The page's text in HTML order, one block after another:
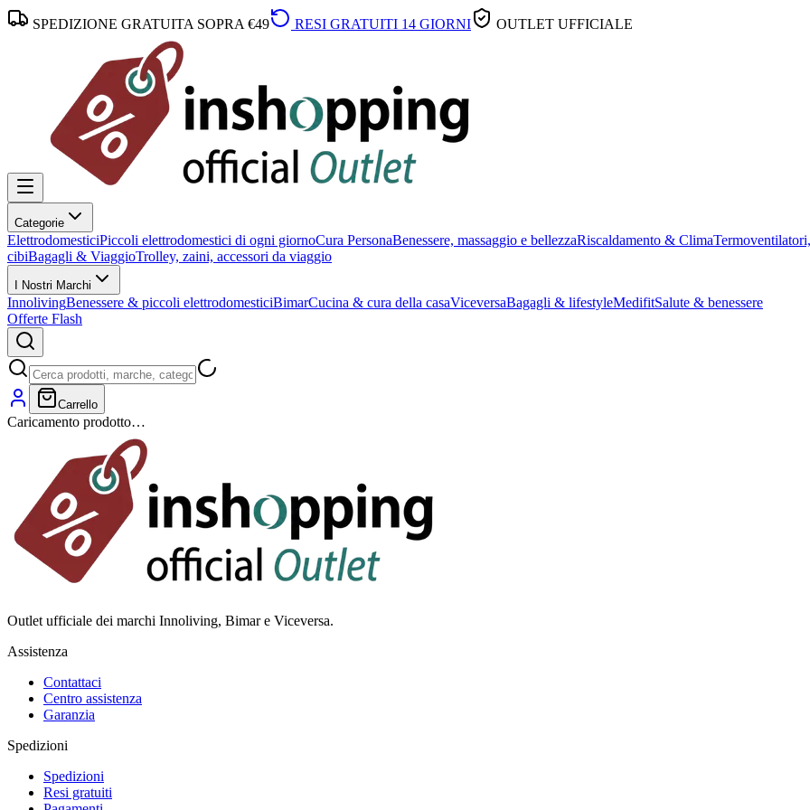
SPEDIZIONE GRATUITA SOPRA €49 RESI GRATUITI 14 GIORNI OUTLET UFFICIALE
Categorie
ElettrodomesticiPiccoli elettrodomestici di ogni giornoCura PersonaBenessere, massaggio e bellezzaRiscaldamento & Clima
cibiBagagli & ViaggioTrolley, zaini, accessori da viaggio
I Nostri Marchi
InnolivingBenessere & piccoli elettrodomesticiBimarCucina & cura della casaViceversaBagagli & lifestyleMedifitSalute & benessere
Offerte Flash
Carrello
Caricamento prodotto…
Outlet ufficiale dei marchi Innoliving, Bimar e Viceversa.
Assistenza
Contattaci
Centro assistenza
Garanzia
Spedizioni
Spedizioni
Resi gratuiti